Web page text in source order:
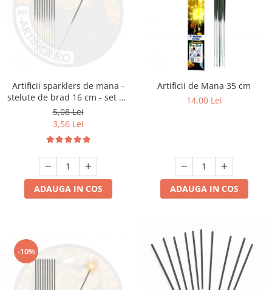
Artificii sparklers de mana -
stelute de brad 16 cm - set 10
buc
5,08 Lei
3,56 Lei
ADAUGA IN COS
Artificii de Mana 35 cm
14,00 Lei
ADAUGA IN COS
-10%